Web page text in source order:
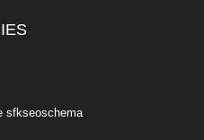
sfkseoschema